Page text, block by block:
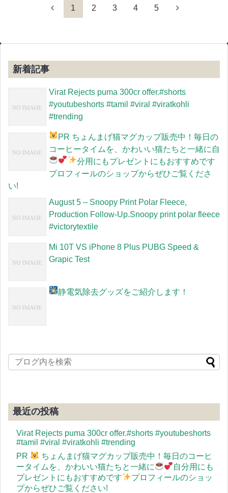
1 2 3 4 5
新着記事
Virat Rejects puma 300cr offer.#shorts
#youtubeshorts #tamil #viral #viratkohli
#trending
PR ちょんまげ猫マグカップ販売中！毎日の
コーヒータイムを、かわいい猫たちと一緒に 自
分用にもプレゼントにもおすすめです
プロフィールのショップからぜひご覧くださ
い!
August 5 – Snoopy Print Polar Fleece,
Production Follow-Up.Snoopy print polar fleece
#victorytextile
Mi 10T VS iPhone 8 Plus PUBG Speed &
Grapic Test
静電気除去グッズをご紹介します！
最近の投稿
Virat Rejects puma 300cr offer.#shorts #youtubeshorts
#tamil #viral #viratkohli #trending
PR
ちょんまげ猫マグカップ販売中！毎日のコーヒ
ータイムを、かわいい猫たちと一緒に
自分用にも
プレゼントにもおすすめです
プロフィールのショッ
プからぜひご覧ください!